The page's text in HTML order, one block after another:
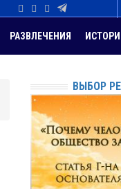
РАЗВЛЕЧЕНИЯ
ВЫБОР